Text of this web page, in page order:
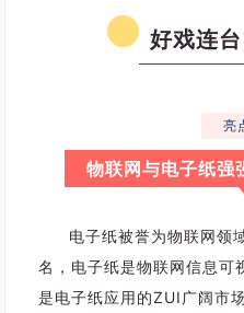
好戏连
亮
物联网与电子纸强
电子纸被誉为物联网领
名，电子纸是物联网信息可
是电子纸应用的ZUI广阔市